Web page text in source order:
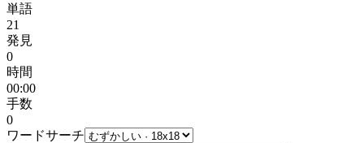
単語
21
発見
0
時間
00:00
手数
0
ワードサーチ